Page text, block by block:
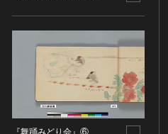
『舞踊みどり会』⑥
工芸技術
金工
漆芸
染織